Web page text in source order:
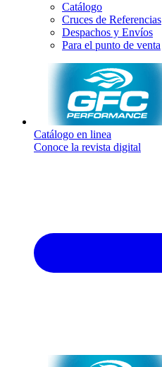
Catálogo
Cruces de Referencias
Despachos y Envíos
Para el punto de venta
Catálogo en linea
Conoce la revista digital